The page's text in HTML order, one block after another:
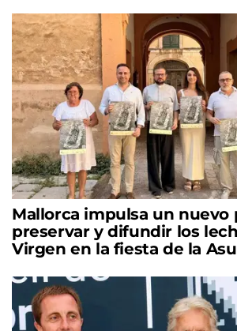
Mallorca impulsa un nuevo
preservar y difundir los
Virgen en la fiesta de la